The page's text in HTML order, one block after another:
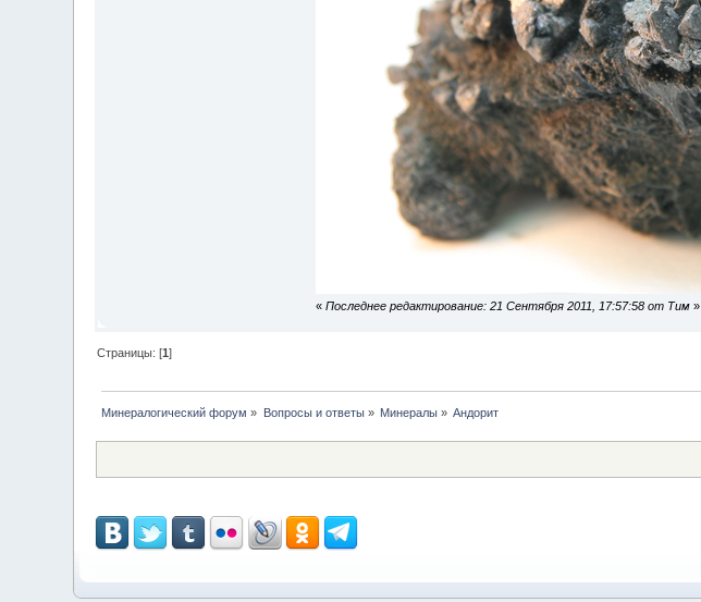
« Последнее редактирование: 21 Сентября 2011, 17:57:58 от Тим»
Страницы: [1]
Минералогический форум » Вопросы и ответы» Минералы » Андорит